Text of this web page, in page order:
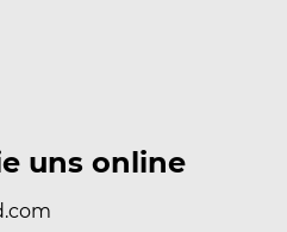
uns online